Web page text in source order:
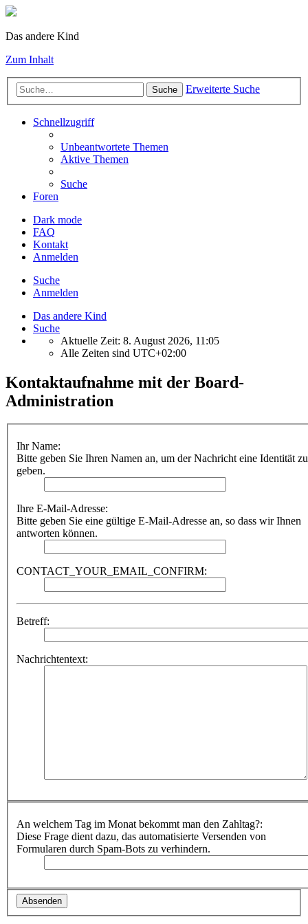
Das andere Kind
Zum Inhalt
Suche Erweiterte Suche
Schnellzugriff
Unbeantwortete Themen
Aktive Themen
Suche
Foren
Dark mode
FAQ
Kontakt
Anmelden
Suche
Anmelden
Das andere Kind
Suche
Aktuelle Zeit: 8. August 2026, 11:05
Alle Zeiten sind UTC+02:00
Kontaktaufnahme mit der Board-
Administration
Ihr Name:
Bitte geben Sie Ihren Namen an, um der Nachricht eine Identität zu
geben.
Ihre E-Mail-Adresse:
Bitte geben Sie eine gültige E-Mail-Adresse an, so dass wir Ihnen
antworten können.
CONTACT_YOUR_EMAIL_CONFIRM:
Betreff:
Nachrichtentext:
An welchem Tag im Monat bekommt man den Zahltag?:
Diese Frage dient dazu, das automatisierte Versenden von
Formularen durch Spam-Bots zu verhindern.